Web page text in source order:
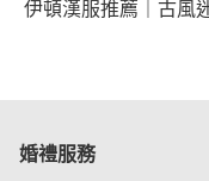
伊頓漢服推薦｜古風
婚禮服務